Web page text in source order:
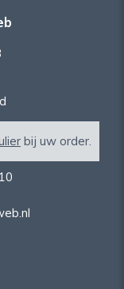
bij uw order.